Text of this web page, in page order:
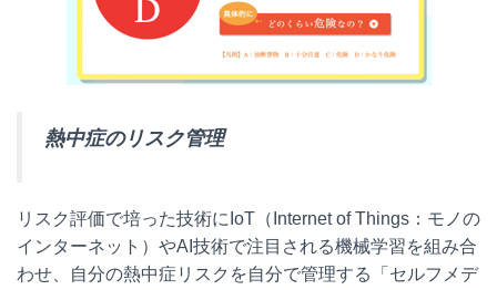
熱中症のリスク管理
リスク評価で培った技術にIoT（Internet of Things：モノの
インターネット）やAI技術で注目される機械学習を組み合
わせ、自分の熱中症リスクを自分で管理する「セルフメデ